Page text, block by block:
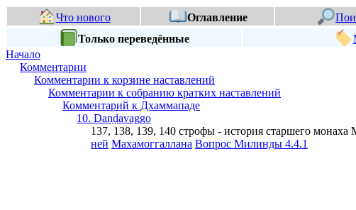
Что нового Оглавление
Только переведённые
Начало
Комментарии
Комментарии к корзине наставлений
Комментарии к собранию кратких наставлений
Комментарий к Дхаммападе
10. Daṇḍavaggo
137, 138, 139, 140 строфы - история старшего монаха
ней Махамоггаллана Вопрос Милинды 4.4.1